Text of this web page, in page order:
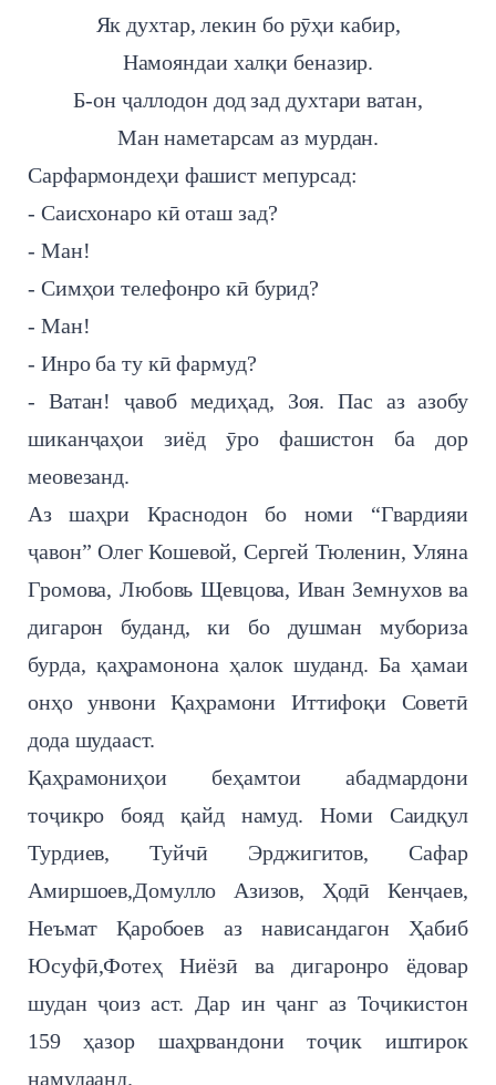
Як духтар, лекин бо рӯҳи кабир,
Намояндаи халқи беназир.
Б-он ҷаллодон дод зад духтари ватан,
Ман наметарсам аз мурдан.
Сарфармондеҳи фашист мепурсад:
- Саисхонаро кӣ оташ зад?
- Ман!
- Симҳои телефонро кӣ бурид?
- Ман!
- Инро ба ту кӣ фармуд?
- Ватан! ҷавоб медиҳад, Зоя. Пас аз азобу
шиканҷаҳои зиёд ӯро фашистон ба дор
меовезанд.
Аз шаҳри Краснодон бо номи “Гвардияи
ҷавон” Олег Кошевой, Сергей Тюленин, Уляна
Громова, Любовь Щевцова, Иван Земнухов ва
дигарон буданд, ки бо душман мубориза
бурда, қаҳрамонона ҳалок шуданд. Ба ҳамаи
онҳо унвони Қаҳрамони Иттифоқи Советӣ
дода шудааст.
Қаҳрамониҳои беҳамтои абадмардони
тоҷикро бояд қайд намуд. Номи Саидқул
Турдиев, Туйчӣ Эрджигитов, Сафар
Амиршоев,Домулло Азизов, Ҳодӣ Кенҷаев,
Неъмат Қаробоев аз нависандагон Ҳабиб
Юсуфӣ,Фотеҳ Ниёзӣ ва дигаронро ёдовар
шудан ҷоиз аст. Дар ин ҷанг аз Тоҷикистон
159 ҳазор шаҳрвандони тоҷик иштирок
намудаанд.